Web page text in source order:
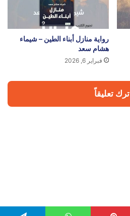
رواية منازل أبناء الطين – شيماء
هشام سعد
فبراير 6, 2026
اترك تعليقاً